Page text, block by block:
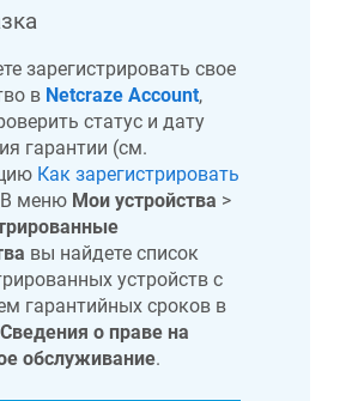
зарегистрировать свое
в Netcraze Account,
статус и дату
гарантии (см.
Как зарегистрировать
меню Мои устройства >
вы найдете список
устройств с
гарантийных сроков в
Сведения о праве на
обслуживание.